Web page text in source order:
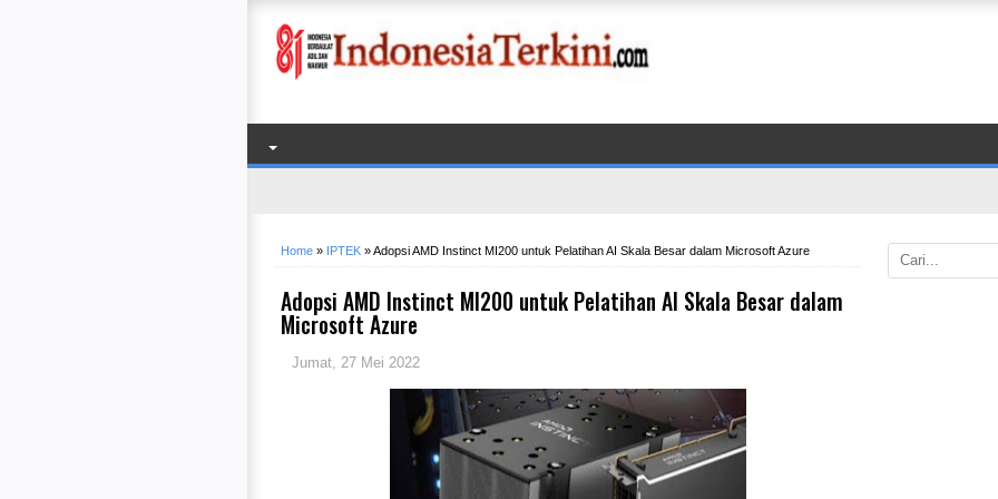
Home » IPTEK »Adopsi AMD Instinct MI200 untuk Pelatihan AI Skala Besar dalam Microsoft Azure
Adopsi AMD Instinct MI200 untuk Pelatihan AI Skala Besar dalam
Microsoft Azure
Jumat, 27 Mei 2022